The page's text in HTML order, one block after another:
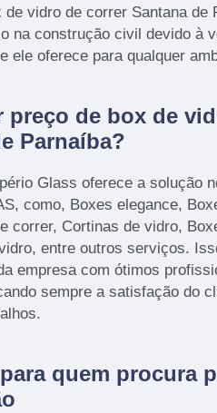
de vidro de correr Santana de
na construção civil devido à
ele oferece para qualquer
preço de box de
Parnaíba?
Glass oferece a solução
como, Boxes elegance,
correr, Cortinas de vidro,
entre outros serviços.
empresa com ótimos
sempre a satisfação do
quem procura